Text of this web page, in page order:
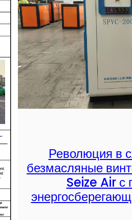
Революция в
безмасляные
Seize Air с